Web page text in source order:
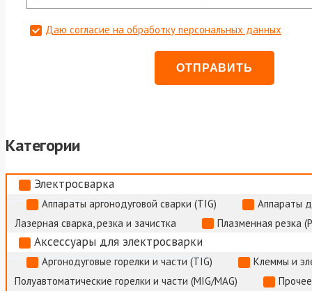
Даю согласие на обработку персональных данных
Категории
Электросварка
Аппараты аргонодуговой сварки (TIG)
Аппараты
Лазерная сварка, резка и зачистка
Плазменная резка
Аксессуары для электросварки
Аргонодуговые горелки и части (TIG)
Клеммы и
Полуавтоматические горелки и части (MIG/MAG)